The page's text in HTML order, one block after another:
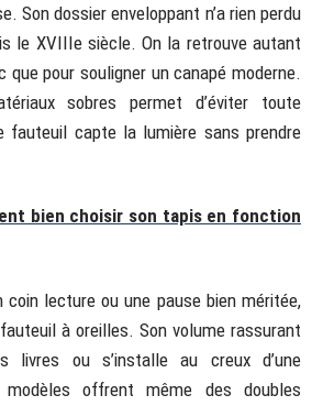
Son dossier enveloppant n’a rien perdu
le XVIIIe siècle. On la retrouve autant
que pour souligner un canapé moderne.
sobres permet d’éviter toute
fauteuil capte la lumière sans prendre
bien choisir son tapis en fonction
coin lecture ou une pause bien méritée,
à oreilles. Son volume rassurant
livres ou s’installe au creux d’une
modèles offrent même des doubles